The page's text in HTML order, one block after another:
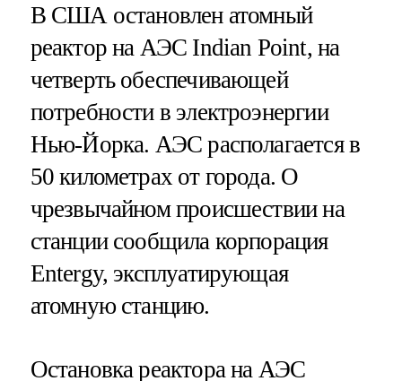
В США остановлен атомный
реактор на АЭС Indian Point, на
четверть обеспечивающей
потребности в электроэнергии
Нью-Йорка. АЭС располагается в
50 километрах от города. О
чрезвычайном происшествии на
станции сообщила корпорация
Entergy, эксплуатирующая
атомную станцию.
Остановка реактора на АЭС